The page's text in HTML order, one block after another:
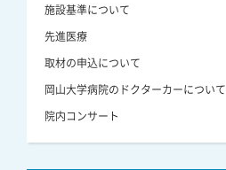
施設基準について
先進医療
取材の申込について
岡山大学病院のドクターカーについて
院内コンサート